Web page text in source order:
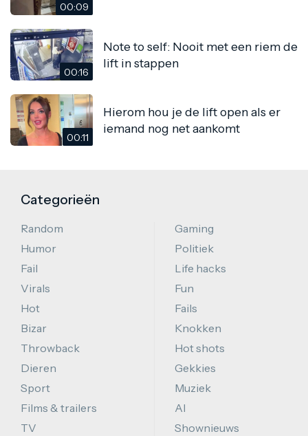
00:09
00:16
Note to self: Nooit met een riem de
lift in stappen
00:11
Hierom hou je de lift open als er
iemand nog net aankomt
Categorieën
Random
Humor
Fail
Virals
Hot
Bizar
Throwback
Dieren
Sport
Films & trailers
TV
Gaming
Politiek
Life hacks
Fun
Fails
Knokken
Hot shots
Gekkies
Muziek
AI
Shownieuws